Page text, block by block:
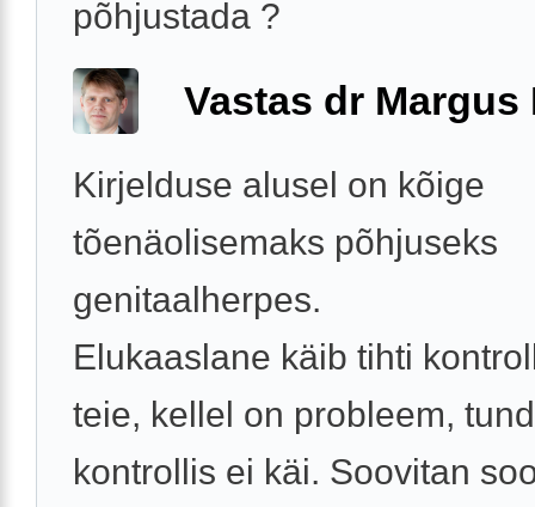
põhjustada ?
Vastas dr Margus
Kirjelduse alusel on kõige
tõenäolisemaks põhjuseks
genitaalherpes.
Elukaaslane käib tihti
teie, kellel on probleem,
kontrollis ei käi. Soovitan